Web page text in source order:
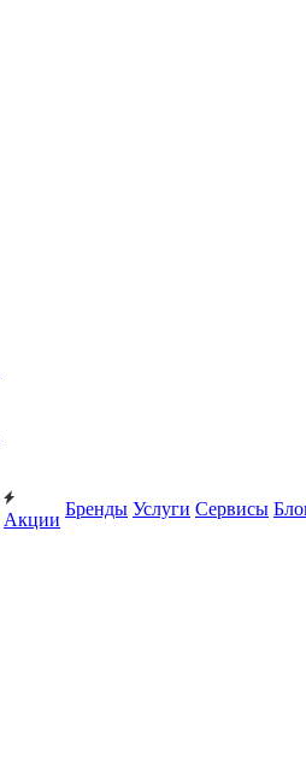
Акции
Бренды Услуги Сервисы